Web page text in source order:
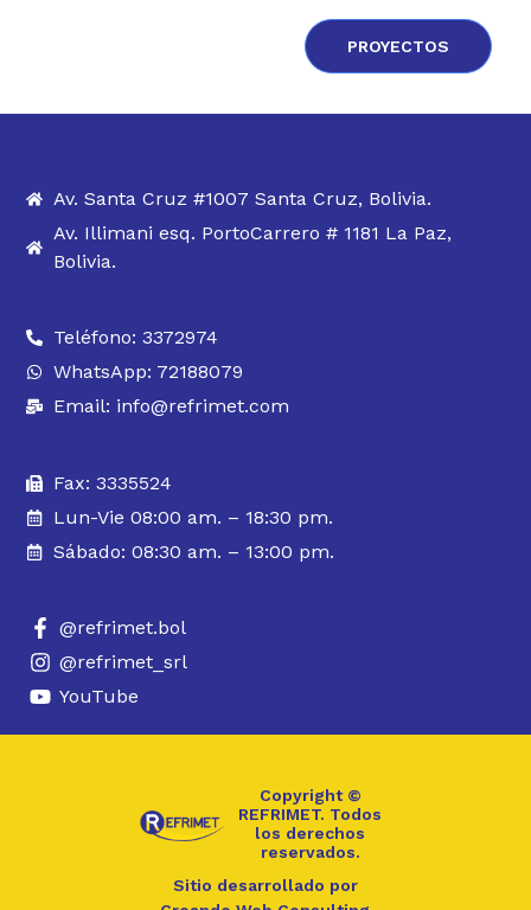
PROYECTOS
Av. Santa Cruz #1007 Santa Cruz, Bolivia.
Av. Illimani esq. PortoCarrero # 1181 La Paz,
Bolivia.
Teléfono: 3372974
WhatsApp: 72188079
Email: info@refrimet.com
Fax: 3335524
Lun-Vie 08:00 am. – 18:30 pm.
Sábado: 08:30 am. – 13:00 pm.
@refrimet.bol
@refrimet_srl
YouTube
Copyright ©
REFRIMET. Todos
los derechos
reservados.
Sitio desarrollado por